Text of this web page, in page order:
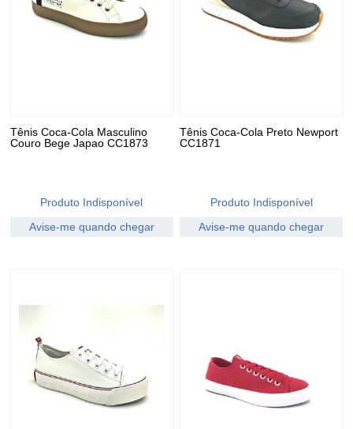
Tênis Coca-Cola Masculino
Couro Bege Japao CC1873
Produto Indisponível
Avise-me quando chegar
Tênis Coca-Cola Preto Newport
CC1871
Produto Indisponível
Avise-me quando chegar